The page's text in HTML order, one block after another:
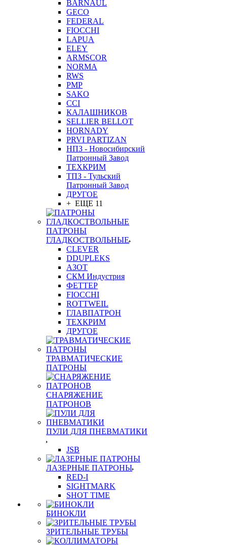
BARNAUL
GEСO
FEDERAL
FIOCCHI
LAPUA
ELEY
ARMSCOR
NORMA
RWS
PMP
SAKO
CCI
КАЛАШНИКОВ
SELLIER BELLOT
HORNADY
PRVI PARTIZAN
НПЗ - Новосибирский
Патронный Завод
ТЕХКРИМ
ТПЗ - Тульский
Патронный Завод
ДРУГОЕ
+ ЕЩЕ 11
ПАТРОНЫ
ГЛАДКОСТВОЛЬНЫЕ
CLEVER
DDUPLEKS
АЗОТ
СКМ Индустрия
ФЕТТЕР
FIOCCHI
ROTTWEIL
ГЛАВПАТРОН
ТЕХКРИМ
ДРУГОЕ
ТРАВМАТИЧЕСКИЕ
ПАТРОНЫ
СНАРЯЖЕНИЕ
ПАТРОНОВ
ПУЛИ ДЛЯ ПНЕВМАТИКИ
JSB
ЛАЗЕРНЫЕ ПАТРОНЫ
RED-I
SIGHTMARK
SHOT TIME
БИНОКЛИ
ЗРИТЕЛЬНЫЕ ТРУБЫ